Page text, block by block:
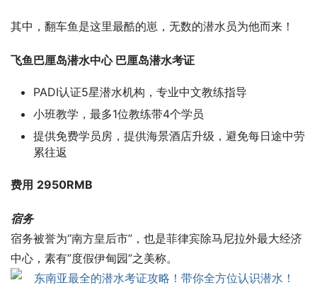
其中，翻车鱼是这里最酷的崽，无数的潜水员为他而来！
飞鱼巴厘岛潜水中心 巴厘岛潜水考证
PADI认证5星潜水机构，专业中文教练指导
小班教学，最多1位教练带4个学员
提供免费学员房，提供海景酒店升级，避免每日途中劳
累往返
费用 2950RMB
宿务
宿务被誉为“南方皇后市”，也是菲律宾除马尼拉外最大经济
中心，素有”度假伊甸园”之美称。